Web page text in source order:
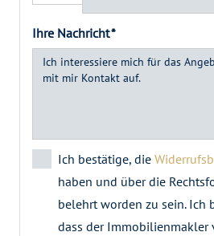
Ihre Nachricht *
Ich bestätige, die
haben und über die
belehrt worden zu sein. Ich
dass der Immobilienmakler